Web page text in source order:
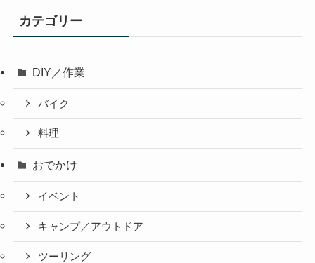
カテゴリー
DIY／作業
バイク
料理
おでかけ
イベント
キャンプ／アウトドア
ツーリング